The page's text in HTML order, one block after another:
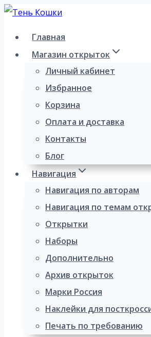
Перейти
содержимому
Главная
Магазин открыток
Личный кабинет
Избранное
Корзина
Оплата и доставка
Контакты
Блог
Навигация
Навигация по авторам
Навигация по темам
Открытки
Наборы
Дополнительно
Архив открыток
Марки Россия
Наклейки для
Печать по требованию